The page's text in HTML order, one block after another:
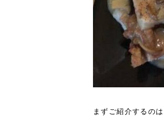
まずご紹介するの